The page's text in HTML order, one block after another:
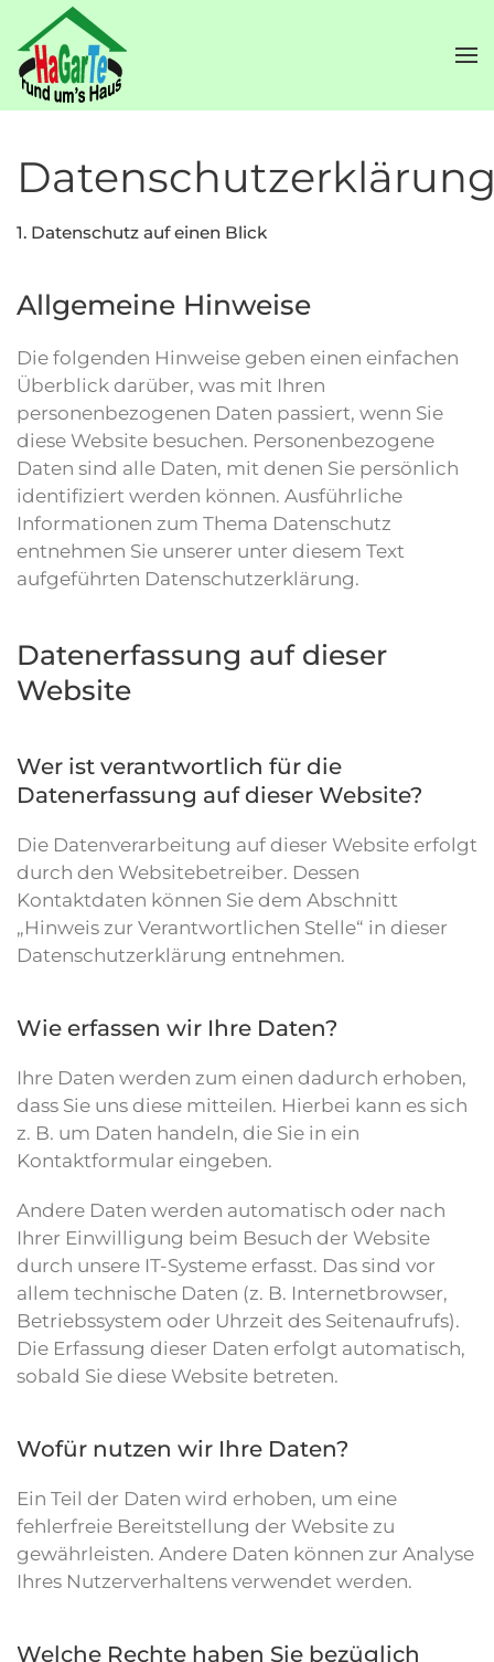
Skip to main content
1. Datenschutz auf einen Blick
Allgemeine Hinweise
Die folgenden Hinweise geben einen einfachen
Überblick darüber, was mit Ihren
personenbezogenen Daten passiert, wenn Sie
diese Website besuchen. Personenbezogene
Daten sind alle Daten, mit denen Sie persönlich
identifiziert werden können. Ausführliche
Informationen zum Thema Datenschutz
entnehmen Sie unserer unter diesem Text
aufgeführten Datenschutzerklärung.
Datenerfassung auf dieser
Website
Wer ist verantwortlich für die
Datenerfassung auf dieser Website?
Die Datenverarbeitung auf dieser Website erfolgt
durch den Websitebetreiber. Dessen
Kontaktdaten können Sie dem Abschnitt
„Hinweis zur Verantwortlichen Stelle“ in dieser
Datenschutzerklärung entnehmen.
Wie erfassen wir Ihre Daten?
Ihre Daten werden zum einen dadurch erhoben,
dass Sie uns diese mitteilen. Hierbei kann es sich
z. B. um Daten handeln, die Sie in ein
Kontaktformular eingeben.
Andere Daten werden automatisch oder nach
Ihrer Einwilligung beim Besuch der Website
durch unsere IT-Systeme erfasst. Das sind vor
allem technische Daten (z. B. Internetbrowser,
Betriebssystem oder Uhrzeit des Seitenaufrufs).
Die Erfassung dieser Daten erfolgt automatisch,
sobald Sie diese Website betreten.
Wofür nutzen wir Ihre Daten?
Ein Teil der Daten wird erhoben, um eine
fehlerfreie Bereitstellung der Website zu
gewährleisten. Andere Daten können zur Analyse
Ihres Nutzerverhaltens verwendet werden.
Welche Rechte haben Sie bezüglich